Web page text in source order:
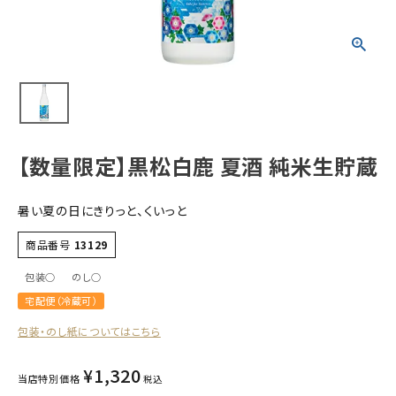
食品
酒器
キーワードから探す
受賞酒
飲み比べ
セット
大容量
【数量限定】黒松白鹿 夏酒 純米生貯蔵
暑い夏の日にきりっと、くいっと
商品番号 13129
包装○
のし○
宅配便（冷蔵可）
包装・のし紙についてはこちら
当店特別価格 ¥1,320 税込